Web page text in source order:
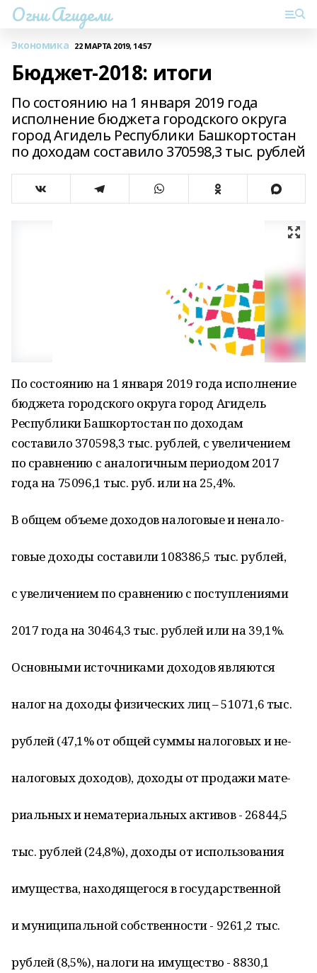
Огни Агидели
Экономика 22 МАРТА 2019, 14:57
Бюджет-2018: итоги
По состоянию на 1 января 2019 года
исполнение бюджета городского округа
город Агидель Республики Башкортостан
по доходам составило 370598,3 тыс. рублей
По состоянию на 1 января 2019 года исполнение
бюджета городского округа город Агидель
Республики Башкортостан по доходам
составило 370598,3 тыс. рублей, с увеличением
по сравнению с аналогичным периодом 2017
года на 75096,1 тыс. руб. или на 25,4%.
В общем объеме доходов налоговые и ненало-
говые доходы составили 108386,5 тыс. рублей,
с увеличением по сравнению с поступлениями
2017 года на 30464,3 тыс. рублей или на 39,1%.
Основными источниками доходов являются
налог на доходы физических лиц – 51071,6 тыс.
рублей (47,1% от общей суммы налоговых и не-
налоговых доходов), доходы от продажи мате-
риальных и нематериальных активов - 26844,5
тыс. рублей (24,8%), доходы от использования
имущества, находящегося в государственной
и муниципальной собственности - 9261,2 тыс.
рублей (8,5%), налоги на имущество - 8830,1